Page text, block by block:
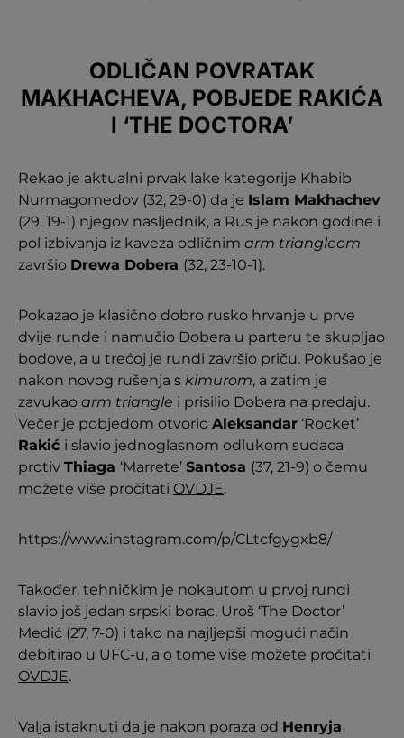
ODLIČAN POVRATAK
MAKHACHEVA, POBJEDE RAKIĆA
I ‘THE DOCTORA’
Rekao je aktualni prvak lake kategorije Khabib
Nurmagomedov (32, 29-0) da je Islam Makhachev
(29, 19-1) njegov nasljednik, a Rus je nakon godine i
pol izbivanja iz kaveza odličnim arm triangleom
završio Drewa Dobera (32, 23-10-1).
Pokazao je klasično dobro rusko hrvanje u prve
dvije runde i namučio Dobera u parteru te skupljao
bodove, a u trećoj je rundi završio priču. Pokušao je
nakon novog rušenja s kimurom, a zatim je
zavukao arm triangle i prisilio Dobera na predaju.
Večer je pobjedom otvorio Aleksandar ‘Rocket’
Rakić i slavio jednoglasnom odlukom sudaca
protiv Thiaga ‘Marrete’ Santosa (37, 21-9) o čemu
možete više pročitati OVDJE.
https://www.instagram.com/p/CLtcfgygxb8/
Također, tehničkim je nokautom u prvoj rundi
slavio još jedan srpski borac, Uroš ‘The Doctor’
Medić (27, 7-0) i tako na najljepši mogući način
debitirao u UFC-u, a o tome više možete pročitati
OVDJE.
Valja istaknuti da je nakon poraza od Henryja